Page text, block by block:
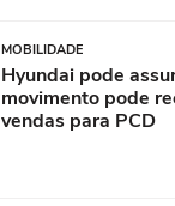
MOBILIDADE
Hyundai pode
movimento pode
vendas para PCD